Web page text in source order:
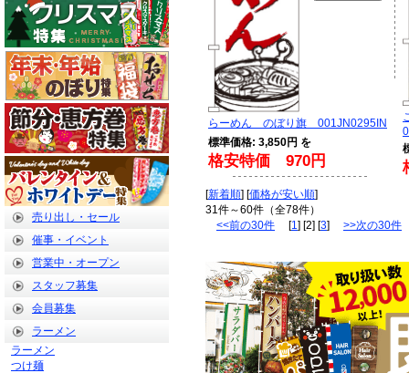
売り出し・セール
催事・イベント
営業中・オープン
スタッフ募集
会員募集
ラーメン
ラーメン
つけ麺
らーめん のぼり旗 001JN0295IN
標準価格: 3,850円 を
格安特価 970円
[新着順] [価格が安い順]
31件～60件（全78件）
<<前の30件 [1] [2] [3] >>次の30件